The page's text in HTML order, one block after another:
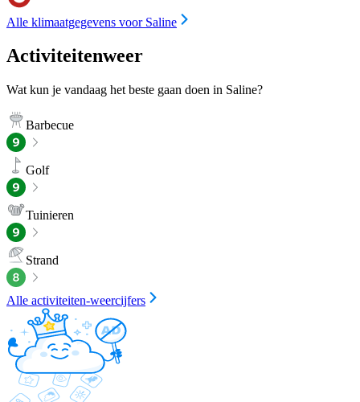
Alle klimaatgegevens voor Saline
Activiteitenweer
Wat kun je vandaag het beste gaan doen in Saline?
Barbecue
Golf
Tuinieren
Strand
Alle activiteiten-weercijfers